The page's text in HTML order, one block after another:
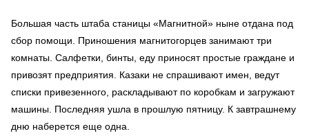
Большая часть штаба станицы «Магнитной» ныне отдана под
сбор помощи. Приношения магнитогорцев занимают три
комнаты. Салфетки, бинты, еду приносят простые граждане и
привозят предприятия. Казаки не спрашивают имен, ведут
списки привезенного, раскладывают по коробкам и загружают
машины. Последняя ушла в прошлую пятницу. К завтрашнему
дню наберется еще одна.